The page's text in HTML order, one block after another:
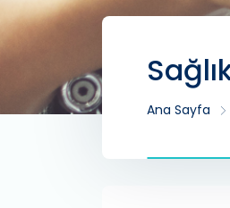
Ana Sayfa